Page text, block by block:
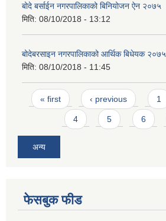
बोदे बर्साईन नगरपालिकाको बिनियोजन ऐन २०७५
मिति: 08/10/2018 - 13:12
बोदेबरसाइन नगरपालिकाको आर्थिक बिधेयक २०७५
मिति: 08/10/2018 - 11:45
Pages
« first ‹ previous 1
4 5 6
अन्य
फेसबुक फीड